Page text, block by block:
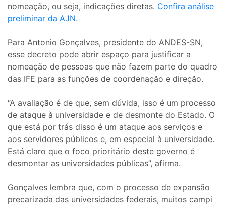
nomeação, ou seja, indicações diretas. Confira análise
preliminar da AJN.
Para Antonio Gonçalves, presidente do ANDES-SN,
esse decreto pode abrir espaço para justificar a
nomeação de pessoas que não fazem parte do quadro
das IFE para as funções de coordenação e direção.
“A avaliação é de que, sem dúvida, isso é um processo
de ataque à universidade e de desmonte do Estado. O
que está por trás disso é um ataque aos serviços e
aos servidores públicos e, em especial à universidade.
Está claro que o foco prioritário deste governo é
desmontar as universidades públicas”, afirma.
Gonçalves lembra que, com o processo de expansão
precarizada das universidades federais, muitos campi